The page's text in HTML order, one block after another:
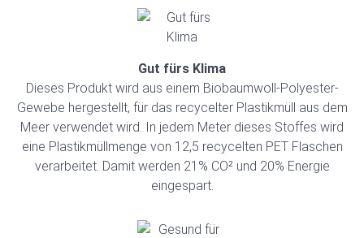
Gut fürs Klima
Dieses Produkt wird aus einem Biobaumwoll-Polyester-
Gewebe hergestellt, für das recycelter Plastikmüll aus dem
Meer verwendet wird. In jedem Meter dieses Stoffes wird
eine Plastikmüllmenge von 12,5 recycelten PET Flaschen
verarbeitet. Damit werden 21% CO² und 20% Energie
eingespart.